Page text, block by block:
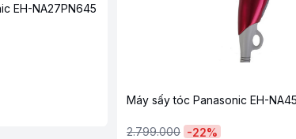
EH-NA27PN645
Máy sấy tóc Panasonic EH-
2.799.000 -22%